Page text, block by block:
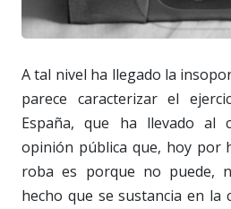
A tal nivel ha llegado la
parece caracterizar el
España, que ha llevado al
opinión pública que, hoy por
roba es porque no puede,
hecho que se sustancia en la